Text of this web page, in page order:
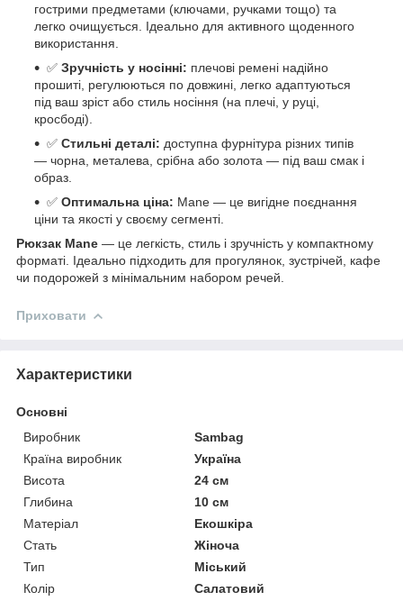
гострими предметами (ключами, ручками тощо) та
легко очищується. Ідеально для активного щоденного
використання.
✅ Зручність у носінні: плечові ремені надійно
прошиті, регулюються по довжині, легко адаптуються
під ваш зріст або стиль носіння (на плечі, у руці,
кросбоді).
✅ Стильні деталі: доступна фурнітура різних типів
— чорна, металева, срібна або золота — під ваш смак і
образ.
✅ Оптимальна ціна: Mane — це вигідне поєднання
ціни та якості у своєму сегменті.
Рюкзак Mane — це легкість, стиль і зручність у компактному
форматі. Ідеально підходить для прогулянок, зустрічей, кафе
чи подорожей з мінімальним набором речей.
Приховати
Характеристики
Основні
Виробник
Sambag
Країна виробник
Україна
Висота
24 см
Глибина
10 см
Матеріал
Екошкіра
Стать
Жіноча
Тип
Міський
Колір
Салатовий